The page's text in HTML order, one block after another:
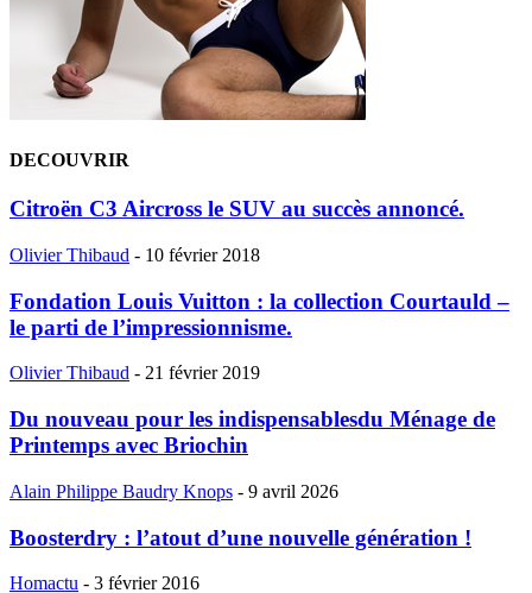
DECOUVRIR
Citroën C3 Aircross le SUV au succès annoncé.
Olivier Thibaud - 10 février 2018
Fondation Louis Vuitton : la collection Courtauld –
le parti de l’impressionnisme.
Olivier Thibaud - 21 février 2019
Du nouveau pour les indispensablesdu Ménage de
Printemps avec Briochin
Alain Philippe Baudry Knops - 9 avril 2026
Boosterdry : l’atout d’une nouvelle génération !
Homactu - 3 février 2016